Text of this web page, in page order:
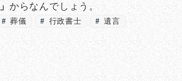
からなんでしょう。
葬儀 行政書士
遺言